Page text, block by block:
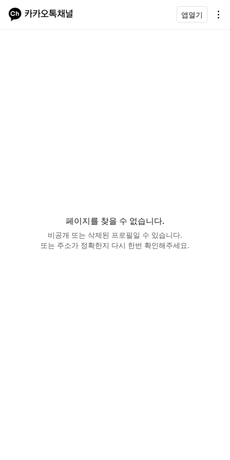
앱열기
페이지를 찾을 수 없습니다.
비공개 또는 삭제된 프로필일 수 있습니다.
또는 주소가 정확한지 다시 한번 확인해주세요.